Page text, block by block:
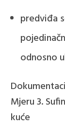
predviđa
odnosno
Mjeru 3.
kuće